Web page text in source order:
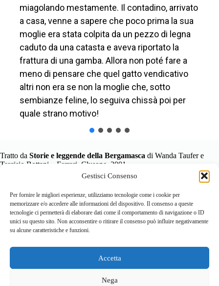
Gestisci Consenso
Per fornire le migliori esperienze, utilizziamo tecnologie come i cookie per
memorizzare e/o accedere alle informazioni del dispositivo. Il consenso a queste
tecnologie ci permetterà di elaborare dati come il comportamento di navigazione o ID
unici su questo sito. Non acconsentire o ritirare il consenso può influire negativamente
su alcune caratteristiche e funzioni.
Accetta
Nega
miagolando mestamente. Il contadino, arrivato
a casa, venne a sapere che poco prima la sua
moglie era stata colpita da un pezzo di legna
caduto da una catasta e aveva riportato la
frattura di una gamba. Allora non poté fare a
meno di pensare che quel gatto vendicativo
altri non era se non la moglie che, sotto
sembianze feline, lo seguiva chissà poi per
quale strano motivo!
Tratto da Storie e leggende della Bergamasca di Wanda Taufer e
Tarcisio Bottani – Ferrari, Clusone, 2001
Vivi la Montagna